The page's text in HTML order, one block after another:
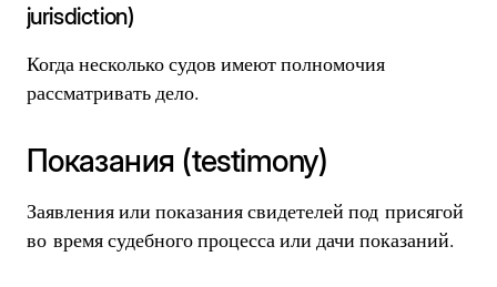
jurisdiction)
Когда несколько судов имеют полномочия
рассматривать дело.
Показания (testimony)
Заявления или показания свидетелей под присягой
во время судебного процесса или дачи показаний.